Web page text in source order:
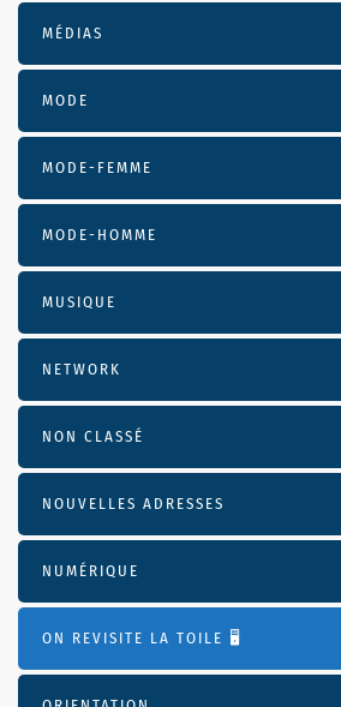
MÉDIAS
MODE
MODE-FEMME
MODE-HOMME
MUSIQUE
NETWORK
NON CLASSÉ
NOUVELLES ADRESSES
NUMÉRIQUE
ON REVISITE LA TOILE 🖥️